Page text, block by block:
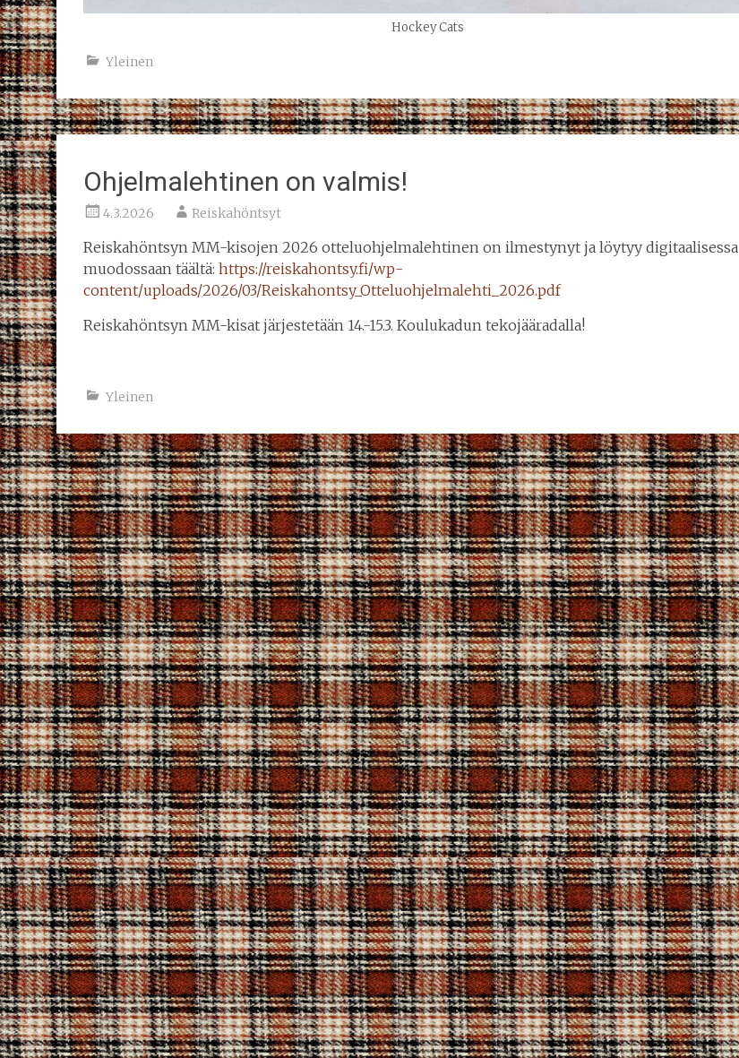
Hockey Cats
Yleinen
Ohjelmalehtinen on valmis!
4.3.2026 Reiskahöntsyt
Reiskahöntsyn MM-kisojen 2026 otteluohjelmalehtinen on ilmestynyt ja löytyy digitaalisessa
muodossaan täältä: https://reiskahontsy.fi/wp-
content/uploads/2026/03/Reiskahontsy_Otteluohjelmalehti_2026.pdf
Reiskahöntsyn MM-kisat järjestetään 14.-15.3. Koulukadun tekojääradalla!
Yleinen